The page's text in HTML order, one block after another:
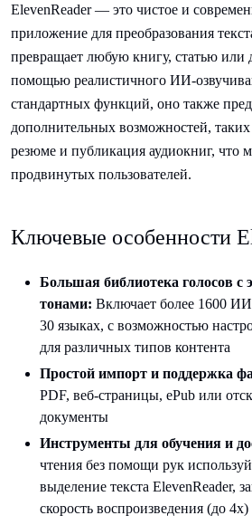
ElevenReader — это чистое и
приложение для преобразования
превращает любую книгу, статью или
помощью реалистичного ИИ-
стандартных функций, оно также
дополнительных возможностей, таких
резюме и публикация аудиокниг, что
продвинутых пользователей.
Ключевые особенности
Большая библиотека голосов
тонами: Включает более 1600
30 языках, с возможностью
для различных типов контента
Простой импорт и поддержка
PDF, веб-страницы, ePub или
документы
Инструменты для обучения и
чтения без помощи рук
выделение текста ElevenReader,
скорость воспроизведения (до